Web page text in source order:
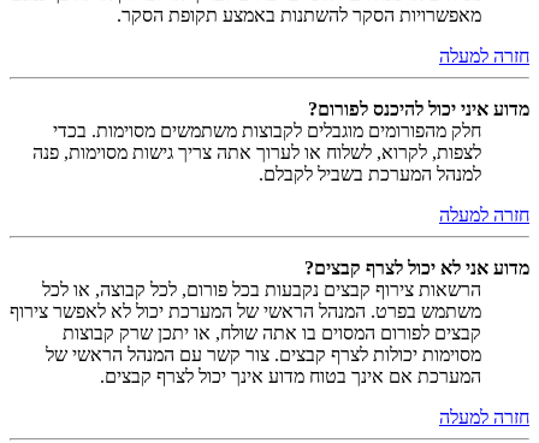
מאפשרויות הסקר להשתנות באמצע תקופת הסקר.
חזרה למעלה
מדוע איני יכול להיכנס לפורום?
חלק מהפורומים מוגבלים לקבוצות משתמשים מסוימות. בכדי
לצפות, לקרוא, לשלוח או לערוך אתה צריך גישות מסוימות, פנה
למנהל המערכת בשביל לקבלם.
חזרה למעלה
מדוע אני לא יכול לצרף קבצים?
הרשאות צירוף קבצים נקבעות בכל פורום, לכל קבוצה, או לכל
משתמש בפרט. המנהל הראשי של המערכת יכול לא לאפשר צירוף
קבצים לפורום המסוים בו אתה שולח, או יתכן שרק קבוצות
מסוימות יכולות לצרף קבצים. צור קשר עם המנהל הראשי של
המערכת אם אינך בטוח מדוע אינך יכול לצרף קבצים.
חזרה למעלה